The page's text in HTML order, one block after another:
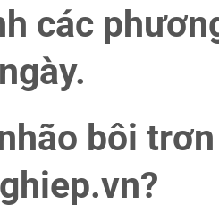
các
bôi